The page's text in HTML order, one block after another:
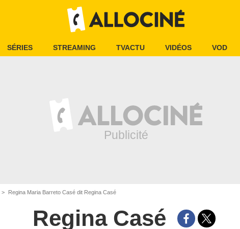
SÉRIES STREAMING TVACTU VIDÉOS VOD
Regina Maria Barreto Casé dit Regina Casé
Regina Casé